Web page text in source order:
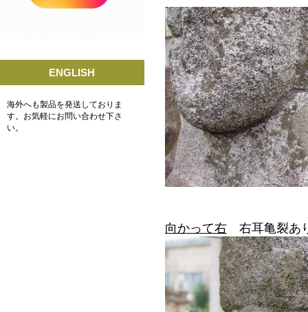
ENGLISH
海外へも製品を発送しておりま
す。お気軽にお問い合わせ下さ
い。
向かって右 右耳亀裂あ